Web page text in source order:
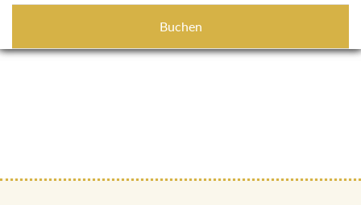
Buchen